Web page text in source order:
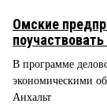
Омские
В программе
экономическими
Анхальт